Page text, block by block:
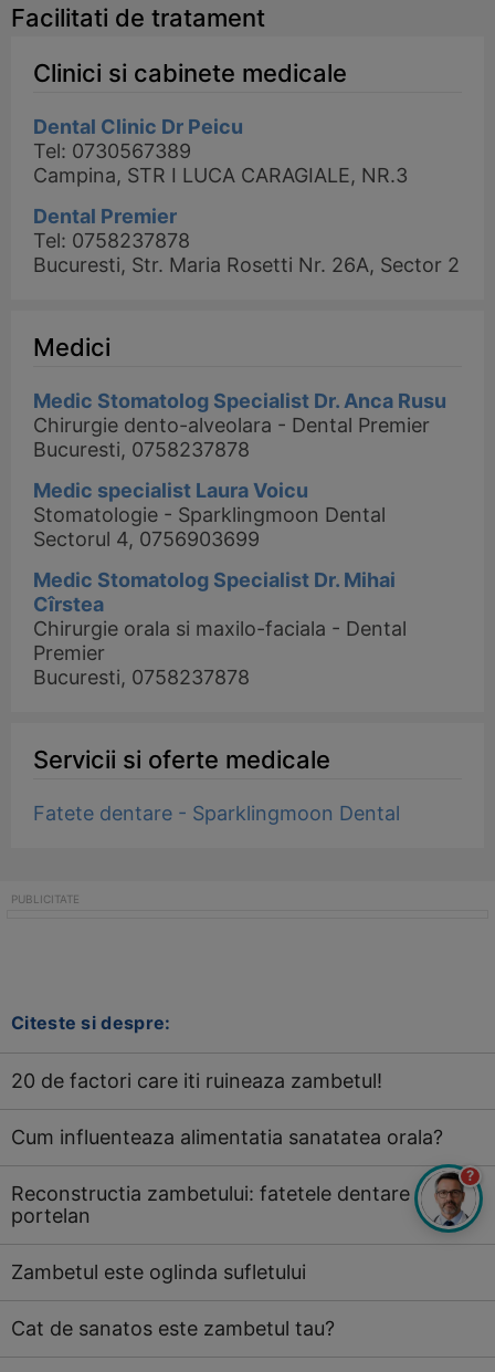
Facilitati de tratament
Clinici si cabinete medicale
Dental Clinic Dr Peicu
Tel: 0730567389
Campina, STR I LUCA CARAGIALE, NR.3
Dental Premier
Tel: 0758237878
Bucuresti, Str. Maria Rosetti Nr. 26A, Sector 2
Medici
Medic Stomatolog Specialist Dr. Anca Rusu
Chirurgie dento-alveolara - Dental Premier
Bucuresti, 0758237878
Medic specialist Laura Voicu
Stomatologie - Sparklingmoon Dental
Sectorul 4, 0756903699
Medic Stomatolog Specialist Dr. Mihai
Cîrstea
Chirurgie orala si maxilo-faciala - Dental
Premier
Bucuresti, 0758237878
Servicii si oferte medicale
Fatete dentare - Sparklingmoon Dental
Citeste si despre:
20 de factori care iti ruineaza zambetul!
Cum influenteaza alimentatia sanatatea orala?
Reconstructia zambetului: fatetele dentare din
portelan
Zambetul este oglinda sufletului
Cat de sanatos este zambetul tau?
?